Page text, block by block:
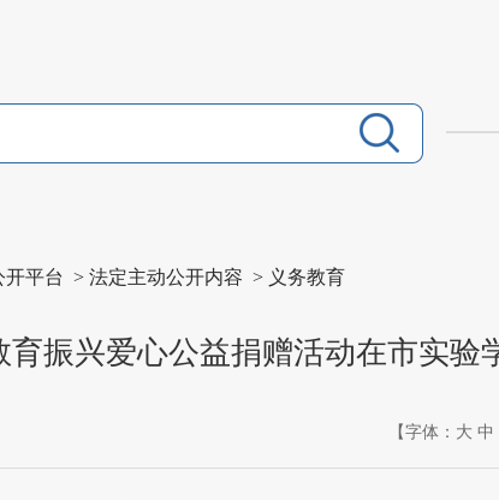
开平台 > 法定主动公开内容 > 义务教育
育振兴爱心公益捐赠活动在市实验
【字体： 大 中